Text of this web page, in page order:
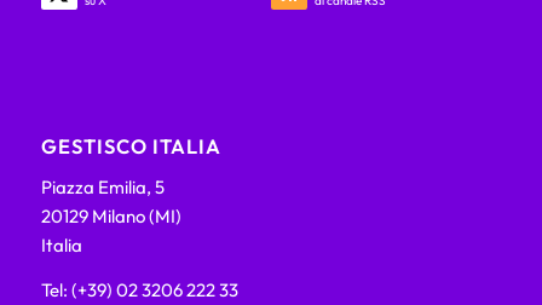
GESTISCO ITALIA
Piazza Emilia, 5
20129 Milano (MI)
Italia
Tel: (+39) 02 3206 222 33